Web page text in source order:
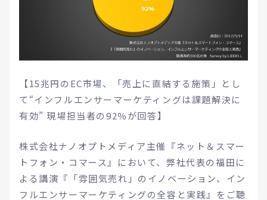
【15兆円のEC市場、「売上に直結する施策」とし
て“インフルエンサーマーケティングは課題解決に
有効” 現場担当者の92％が回答】
株式会社ナノオプトメディア主催『ネット＆スマー
トフォン・コマース』において、弊社代表の福田に
よる講演『「雰囲気売れ」のイノベーション、イン
フルエンサーマーケティングの全容と実践』をご聴